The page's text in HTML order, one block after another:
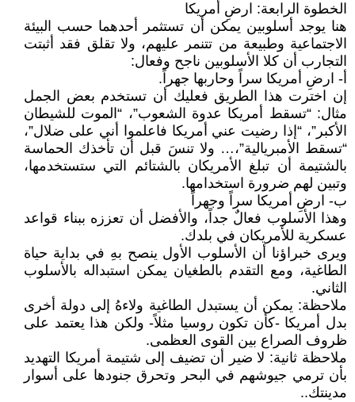
الخطوة الرابعة: ارضِ أمريكا
هنا يوجد أسلوبين يمكن أن تستثمر أحدهما حسب البيئة
الاجتماعية وطبيعة من تتنمر عليهم، ولا تقلق فقد أثبتت
التجارب أن كلا الأسلوبين ناجح وفعال:
أ- ارضِ أمريكا سراً وحاربها جهراً.
إن اخترت هذا الطريق فعليك أن تستخدم بعض الجمل
مثال: “تسقط أمريكا عدوة الشعوب”، “الموت للشيطان
الأكبر”، “إذا رضيت عني أمريكا فاعلموا أني على ضلال”،
“تسقط الأمبريالية”،… ولا تنسَ قبل أن تأخذك الحماسة
بالشتيمة أن تبلغ الأمريكان بالشتائم التي ستستخدمها،
وتبين لهم ضرورة استخدامها.
ب- ارضِ أمريكا سراً وجهراً
وهذا الأسلوب فعالٌ جداً، والأفضل أن تعززه ببناء قواعد
عسكرية للأمريكان في بلدك.
ويرى خبراؤنا أن الأسلوب الأول ينصح بهِ في بداية حياة
الطاغية، ومع التقدم بالطغيان يمكن استبداله بالأسلوب
الثاني.
ملاحظة: يمكن أن يستبدل الطاغية ولاءهُ إلى دولة أخرى
بدل أمريكا -كأن تكون روسيا مثلاً- ولكن هذا يعتمد على
ظروف الصراع بين القوى العظمى.
ملاحظة ثانية: لا ضير أن تضيف إلى شتيمة أمريكا التهديد
بأن ترمي جيوشهم في البحر وتحرق جنودها على أسوار
مدينتك..